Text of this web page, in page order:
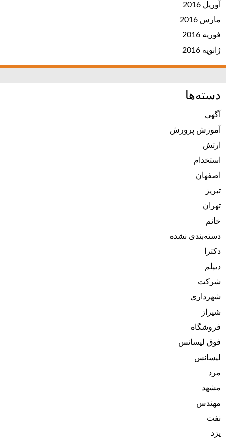
آوریل 2016
مارس 2016
فوریه 2016
ژانویه 2016
دسته‌ها
آگهی
آموزش پرورش
ارتش
استخدام
اصفهان
تبریز
تهران
خانم
دسته‌بندی نشده
دکترا
دیپلم
شرکت
شهرداری
شیراز
فروشگاه
فوق لیسانس
لیسانس
مرد
مشهد
مهندس
نفت
یزد